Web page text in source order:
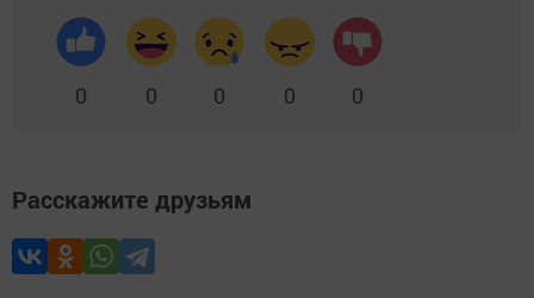
0 0 0 0 0
Расскажите друзьям